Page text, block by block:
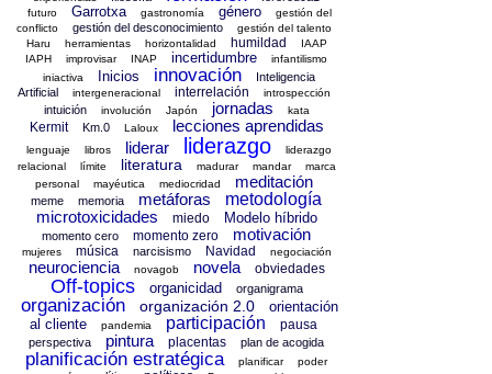
futuro Garrotxa gastronomía género
gestión del
conflicto
gestión del desconocimiento
gestión del talento
Haru
herramientas horizontalidad humildad
IAAP
IAPH
improvisar INAP incertidumbre
infantilismo
iniactiva
Inicios innovación
Inteligencia
Artificial
intergeneracional interrelación introspección
intuición involución Japón jornadas kata
Kermit Km.0 Laloux lecciones aprendidas
lenguaje libros liderar liderazgo
liderazgo
relacional
límite literatura madurar mandar
marca
personal
mayéutica mediocridad meditación
meme memoria metáforas
metodología
microtoxicidades
miedo Modelo híbrido
momento cero momento zero motivación
mujeres música narcisismo Navidad negociación
neurociencia novagob novela obviedades
Off-topics organicidad organigrama
organización organización 2.0
orientación
al cliente
pandemia participación pausa
perspectiva pintura placentas plan de acogida
planificación estratégica planificar
poder